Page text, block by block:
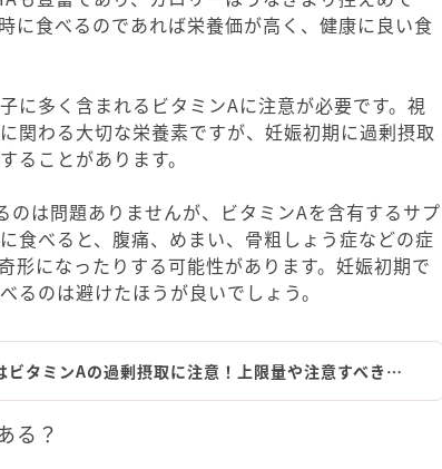
に食べるのであれば栄養価が高く、健康に良い食
に多く含まれるビタミンAに注意が必要です。視
関わる大切な栄養素ですが、妊娠初期に過剰摂取
ることがあります。
のは問題ありませんが、ビタミンAを含有するサプ
食べると、腹痛、めまい、骨粗しょう症などの症
形になったりする可能性があります。妊娠初期で
るのは避けたほうが良いでしょう。
ビタミンAの過剰摂取に注意！上限量や注意すべき…
る？